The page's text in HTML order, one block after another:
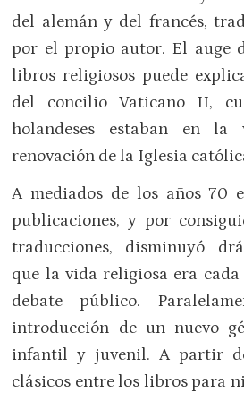
del alemán y del francés,
por el propio autor. El auge
libros religiosos puede
del concilio Vaticano II,
holandeses estaban en la
renovación de la Iglesia
A mediados de los años 70
publicaciones, y por
traducciones, disminuyó
que la vida religiosa era cada
debate público.
introducción de un nuevo
infantil y juvenil. A partir
clásicos entre los libros para